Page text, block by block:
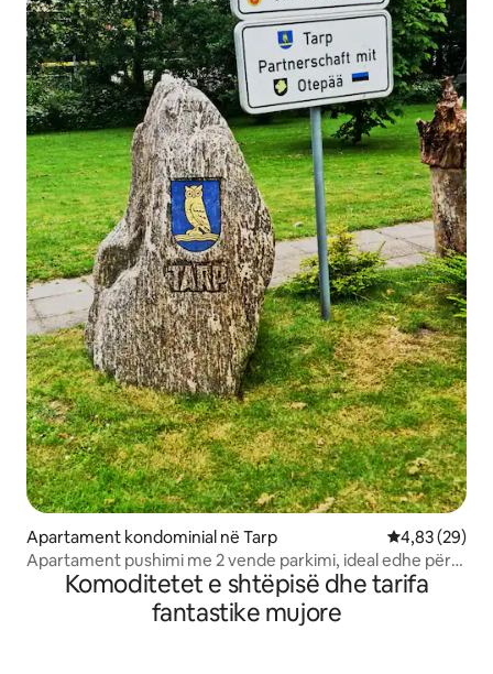
Apartament kondominial në Tarp Vlerësimi
4,83 (29)
Apartament pushimi me 2 vende parkimi, ideal edhe për
montuesit
Komoditetet e shtëpisë dhe tarifa
fantastike mujore